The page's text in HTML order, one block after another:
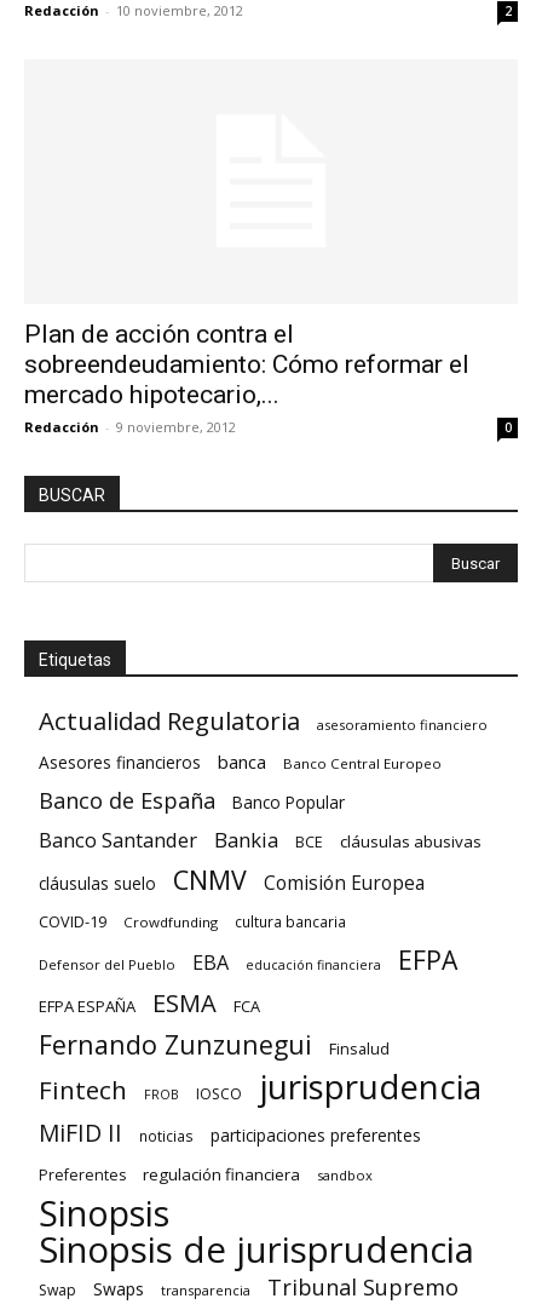
Redacción - 10 noviembre, 2012 2
Plan de acción contra el
sobreendeudamiento: Cómo reformar el
mercado hipotecario,...
Redacción - 9 noviembre, 2012 0
BUSCAR
Etiquetas
Actualidad Regulatoria asesoramiento financiero
Asesores financieros banca Banco Central Europeo
Banco de España Banco Popular
Banco Santander Bankia BCE cláusulas abusivas
cláusulas suelo CNMV Comisión Europea
COVID-19 Crowdfunding cultura bancaria
Defensor del Pueblo EBA educación financiera EFPA
EFPA ESPAÑA ESMA FCA
Fernando Zunzunegui Finsalud
Fintech FROB IOSCO jurisprudencia
MiFID II noticias participaciones preferentes
Preferentes regulación financiera sandbox
Sinopsis
Sinopsis de jurisprudencia
Swap Swaps transparencia Tribunal Supremo